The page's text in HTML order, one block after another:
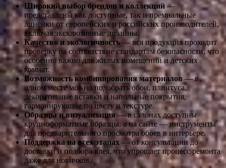
Широкий выбор брендов и коллекций —
представлены как доступные, так и премиальные
линейки от европейских и российских производителей,
включая эксклюзивные дизайны.
Качество и экологичность— вся продукция проходит
проверку на соответствие стандартам безопасности, что
особенно важно для жилых помещений и детских
комнат.
Возможность комбинирования материалов — в
одном месте можно подобрать обои, плинтуса,
декоративные вставки и напольные покрытия,
гармонирующие по цвету и текстуре.
Образцы и визуализация — в салонах доступны
крупноформатные образцы, а на сайте — инструменты
для предварительного просмотра обоев в интерьере.
Поддержка на всех этапах — от консультации до
доставки и подбора клея, что упрощает процесс ремонта
даже для новичков.